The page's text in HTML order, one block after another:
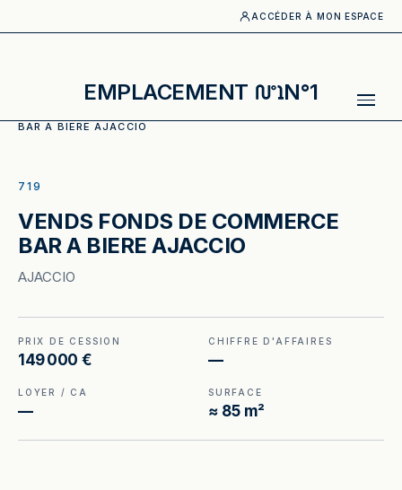
ACCÉDER À MON ESPACE
EMPLACEMENT N°1
BAR A BIERE AJACCIO
719
VENDS FONDS DE COMMERCE
BAR A BIERE AJACCIO
AJACCIO
PRIX DE CESSION
149 000 €
CHIFFRE D'AFFAIRES
—
LOYER / CA
—
SURFACE
≈ 85 m²